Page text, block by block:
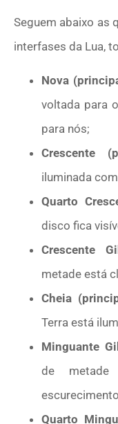
Seguem abaixo as
interfases da Lua,
Nova
voltada para
para nós;
Crescente
iluminada
Quarto
disco fica
Crescente
metade está
Cheia
Terra está
Minguante
de metade
Quarto